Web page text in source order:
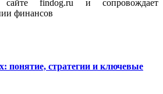
findog.ru и сопровождает
финансов
понятие, стратегии и ключевые